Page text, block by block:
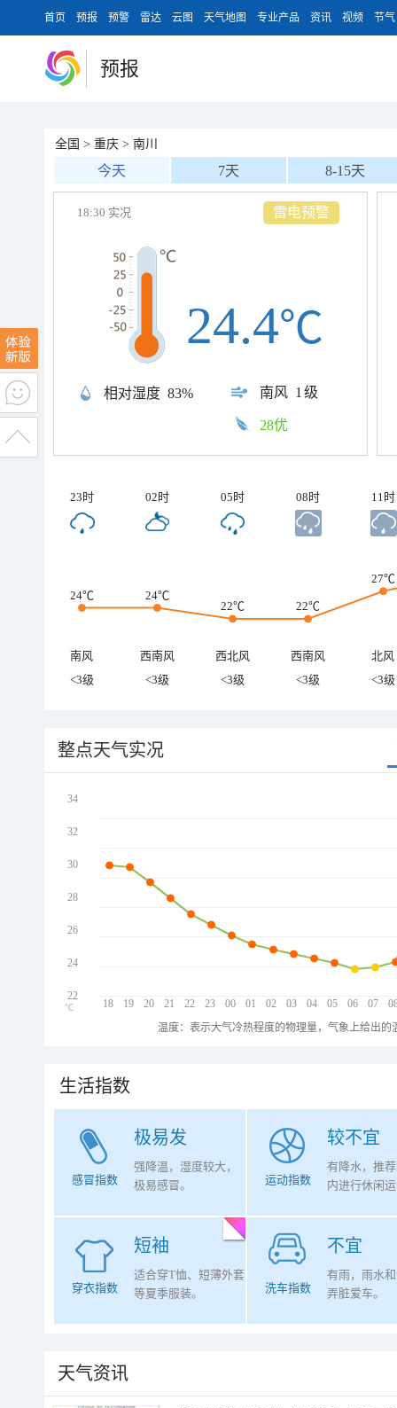
首页 预报 预警 雷达 云图 天气地图 专业产品 资讯 视频 节气
预报
全国 > 重庆 > 南川
今天 7天 8-15天
18:30 实况
相对湿度 83% 南风 1级
24.4℃
28优
雷电预警
23时 02时 05时 08时 11时
24℃
24℃
22℃
22℃
27℃
南风 西南风 西北风 西南风
北风
<3级
<3级 <3级 <3级 <3级
整点天气实况
18 19 20 21 22 23 00 01 02 03 04 05 06 07
34
32
30
28
26
24
22
℃
温度：表示大气冷热程度的物理量，气象上给出
生活指数
极易发
感冒指数
强降温，湿度较大，
极易感冒。
较不宜
运动指数
有降水，推
内进行休闲
短袖
穿衣指数
适合穿T恤、短薄外套
等夏季服装。
不宜
洗车指数
有雨，雨水
弄脏爱车。
天气资讯